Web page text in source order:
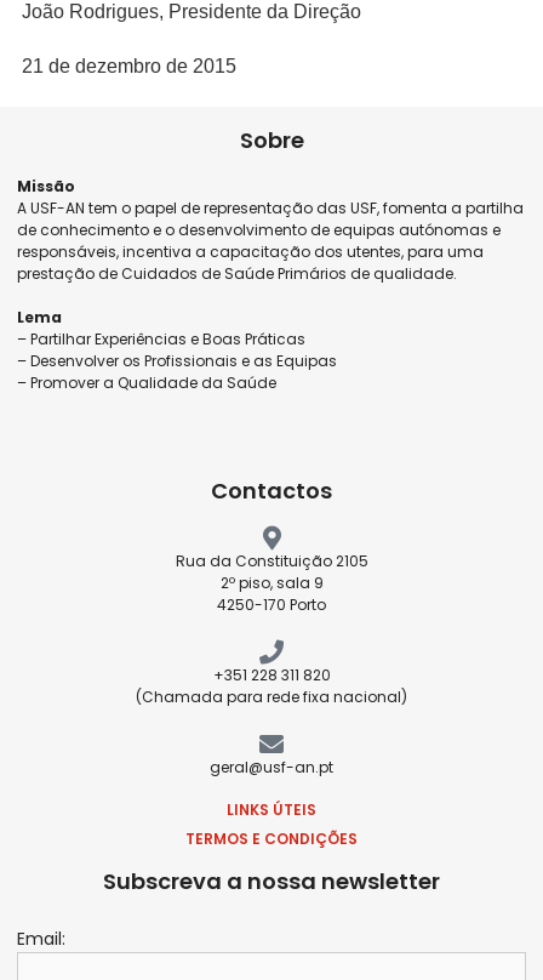
João Rodrigues, Presidente da Direção
21 de dezembro de 2015
Sobre
Missão
A USF-AN tem o papel de representação das USF, fomenta a partilha
de conhecimento e o desenvolvimento de equipas autónomas e
responsáveis, incentiva a capacitação dos utentes, para uma
prestação de Cuidados de Saúde Primários de qualidade.
Lema
– Partilhar Experiências e Boas Práticas
– Desenvolver os Profissionais e as Equipas
– Promover a Qualidade da Saúde
Contactos
Rua da Constituição 2105
2º piso, sala 9
4250-170 Porto
+351 228 311 820
(Chamada para rede fixa nacional)
geral@usf-an.pt
LINKS ÚTEIS
TERMOS E CONDIÇÕES
Subscreva a nossa newsletter
Email: